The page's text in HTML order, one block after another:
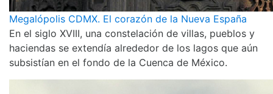
Megalópolis CDMX. El corazón de la Nueva España
En el siglo XVIII, una constelación de villas, pueblos y
haciendas se extendía alrededor de los lagos que aún
subsistían en el fondo de la Cuenca de México.